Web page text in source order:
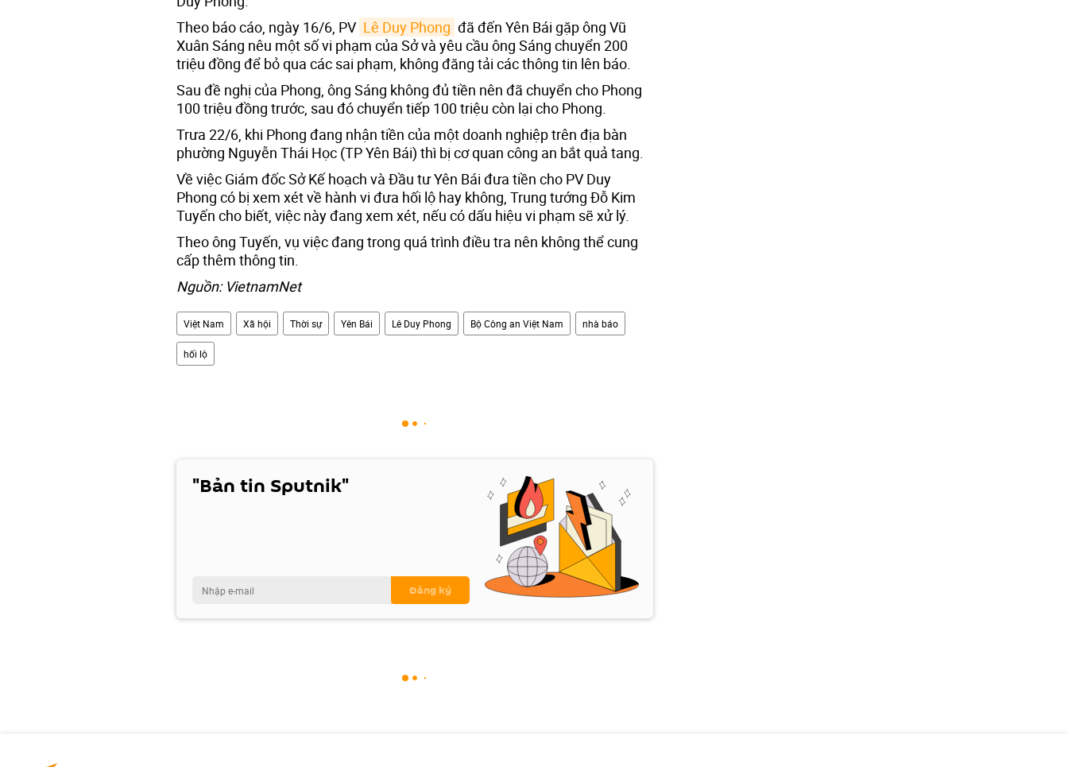
Theo báo cáo, ngày 16/6, PV Lê Duy Phong đã đến Yên Bái gặp ông Vũ
Xuân Sáng nêu một số vi phạm của Sở và yêu cầu ông Sáng chuyển 200
triệu đồng để bỏ qua các sai phạm, không đăng tải các thông tin lên báo.
Sau đề nghị của Phong, ông Sáng không đủ tiền nên đã chuyển cho Phong
100 triệu đồng trước, sau đó chuyển tiếp 100 triệu còn lại cho Phong.
Trưa 22/6, khi Phong đang nhận tiền của một doanh nghiệp trên địa bàn
phường Nguyễn Thái Học (TP Yên Bái) thì bị cơ quan công an bắt quả tang.
Về việc Giám đốc Sở Kế hoạch và Đầu tư Yên Bái đưa tiền cho PV Duy
Phong có bị xem xét về hành vi đưa hối lộ hay không, Trung tướng Đỗ Kim
Tuyến cho biết, việc này đang xem xét, nếu có dấu hiệu vi phạm sẽ xử lý.
Theo ông Tuyến, vụ việc đang trong quá trình điều tra nên không thể cung
cấp thêm thông tin.
Nguồn: VietnamNet
Việt Nam Xã hội Thời sự Yên Bái Lê Duy Phong Bộ Công an Việt Nam nhà báo
hối lộ
"Bản tin Sputnik"